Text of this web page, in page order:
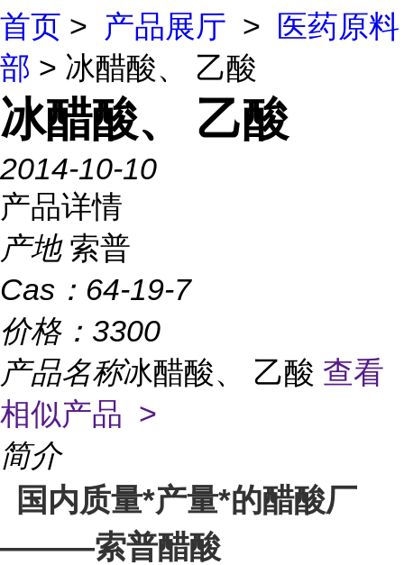
首页 > 产品展厅 >
医药原料
部 > 冰醋酸、 乙酸
冰醋酸、 乙酸
2014-10-10
产品详情
产地 索普
Cas： 64-19-7
价格： 3300
产品名称冰醋酸、 乙酸 查看
相似产品 >
简介
国内质量*产量*的醋酸厂
———索普醋酸